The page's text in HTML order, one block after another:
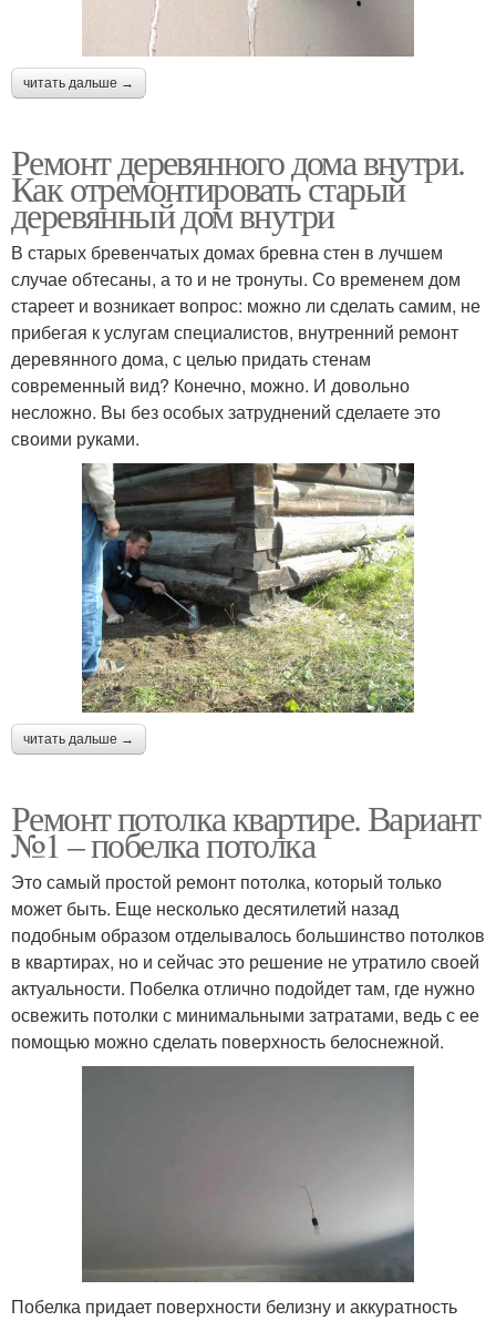
читать дальше →
Ремонт деревянного дома внутри.
Как отремонтировать старый
деревянный дом внутри
В старых бревенчатых домах бревна стен в лучшем
случае обтесаны, а то и не тронуты. Со временем дом
стареет и возникает вопрос: можно ли сделать самим, не
прибегая к услугам специалистов, внутренний ремонт
деревянного дома, с целью придать стенам
современный вид? Конечно, можно. И довольно
несложно. Вы без особых затруднений сделаете это
своими руками.
читать дальше →
Ремонт потолка квартире. Вариант
№1 – побелка потолка
Это самый простой ремонт потолка, который только
может быть. Еще несколько десятилетий назад
подобным образом отделывалось большинство потолков
в квартирах, но и сейчас это решение не утратило своей
актуальности. Побелка отлично подойдет там, где нужно
освежить потолки с минимальными затратами, ведь с ее
помощью можно сделать поверхность белоснежной.
Побелка придает поверхности белизну и аккуратность